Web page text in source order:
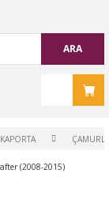
ARA
KAPORTA